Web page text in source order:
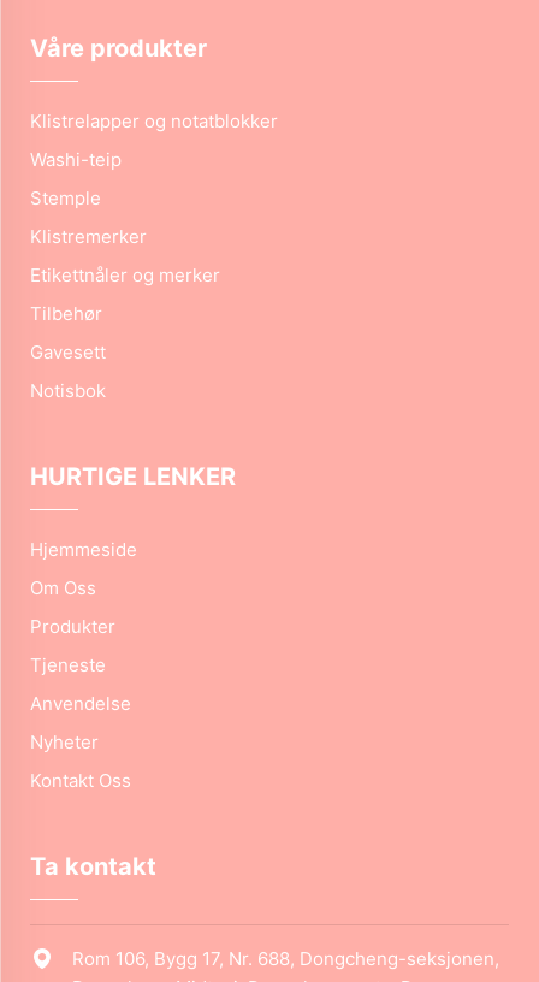
Våre produkter
Klistrelapper og notatblokker
Washi-teip
Stemple
Klistremerker
Etikettnåler og merker
Tilbehør
Gavesett
Notisbok
HURTIGE LENKER
Hjemmeside
Om Oss
Produkter
Tjeneste
Anvendelse
Nyheter
Kontakt Oss
Ta kontakt
Rom 106, Bygg 17, Nr. 688, Dongcheng-seksjonen,